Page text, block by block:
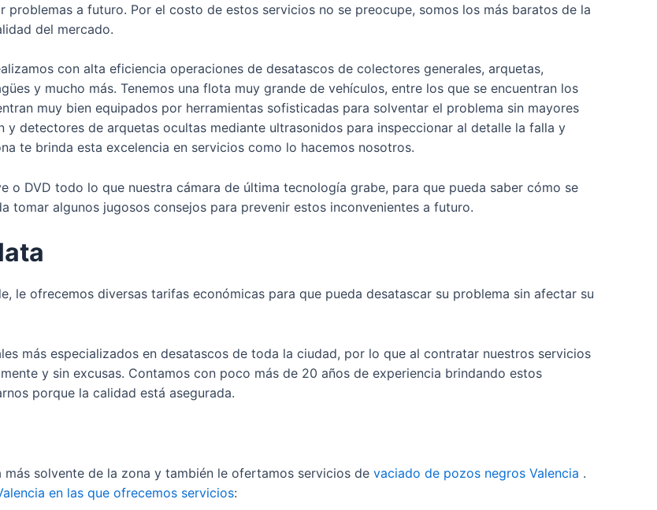
problemas a futuro. Por el costo de estos servicios no se preocupe, somos los más baratos de la
del mercado.
con alta eficiencia operaciones de desatascos de colectores generales, arquetas,
y mucho más. Tenemos una flota muy grande de vehículos, entre los que se encuentran los
muy bien equipados por herramientas sofisticadas para solventar el problema sin mayores
y detectores de arquetas ocultas mediante ultrasonidos para inspeccionar al detalle la falla y
te brinda esta excelencia en servicios como lo hacemos nosotros.
o DVD todo lo que nuestra cámara de última tecnología grabe, para que pueda saber cómo se
tomar algunos jugosos consejos para prevenir estos inconvenientes a futuro.
le ofrecemos diversas tarifas económicas para que pueda desatascar su problema sin afectar su
más especializados en desatascos de toda la ciudad, por lo que al contratar nuestros servicios
y sin excusas. Contamos con poco más de 20 años de experiencia brindando estos
porque la calidad está asegurada.
más solvente de la zona y también le ofertamos servicios de vaciado de pozos negros Valencia .
en las que ofrecemos servicios: